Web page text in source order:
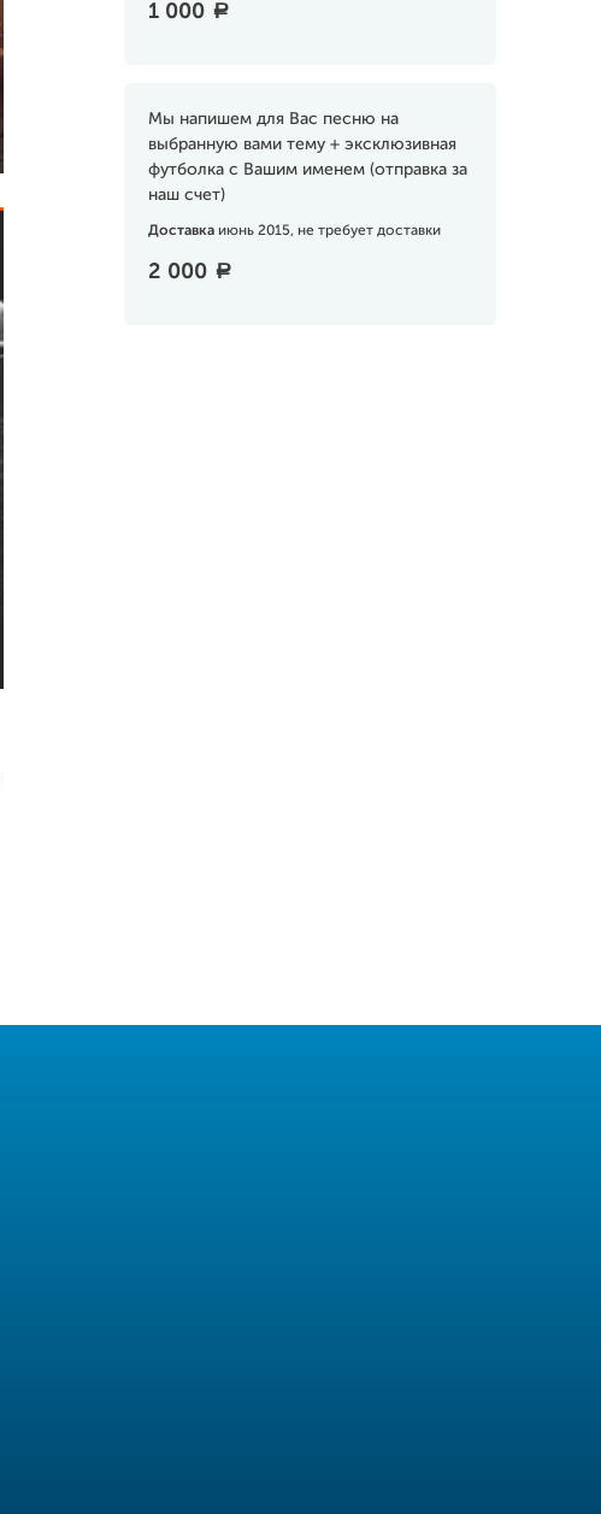
1 000 a
Мы напишем для Вас песню на
выбранную вами тему + эксклюзивная
футболка с Вашим именем (отправка за
наш счет)
Доставка июнь 2015, не требует доставки
2 000 a